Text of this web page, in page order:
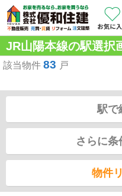
JR山陽本線の駅選択
該当物件 83 戸
駅で
さらに条
物件